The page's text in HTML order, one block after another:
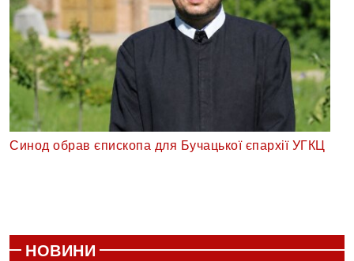
Синод обрав єпископа для Бучацької єпархії УГКЦ
НОВИНИ